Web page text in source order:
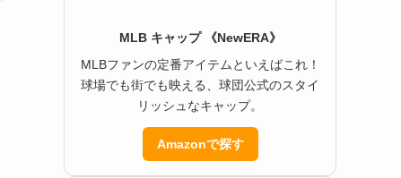
MLB キャップ 《NewERA》
MLBファンの定番アイテムといえばこれ！
球場でも街でも映える、球団公式のスタイ
リッシュなキャップ。
Amazonで探す